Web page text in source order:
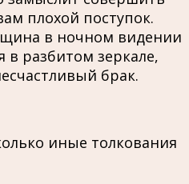
плохой поступок.
в ночном видении
в разбитом зеркале,
брак.
иные толкования